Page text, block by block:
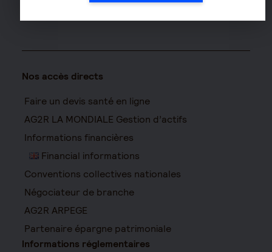
Nos accès directs
Faire un devis santé en ligne
AG2R LA MONDIALE Gestion d’actifs
Informations financières
Financial informations
Conventions collectives nationales
Négociateur de branche
AG2R ARPEGE
Partenaire épargne patrimoniale
Informations réglementaires